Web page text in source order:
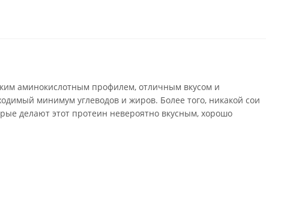
аминокислотным профилем, отличным вкусом и
минимум углеводов и жиров. Более того, никакой сои
делают этот протеин невероятно вкусным, хорошо